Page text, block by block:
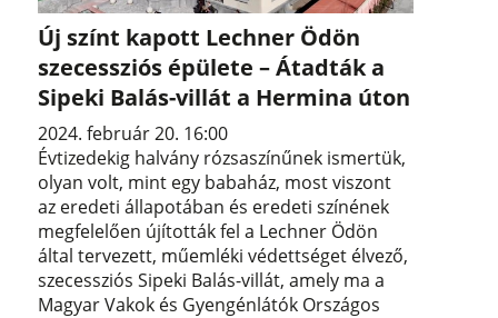
Új színt kapott Lechner Ödön
szecessziós épülete – Átadták a
Sipeki Balás-villát a Hermina úton
2024. február 20. 16:00
Évtizedekig halvány rózsaszínűnek ismertük,
olyan volt, mint egy babaház, most viszont
az eredeti állapotában és eredeti színének
megfelelően újították fel a Lechner Ödön
által tervezett, műemléki védettséget élvező,
szecessziós Sipeki Balás-villát, amely ma a
Magyar Vakok és Gyengénlátók Országos